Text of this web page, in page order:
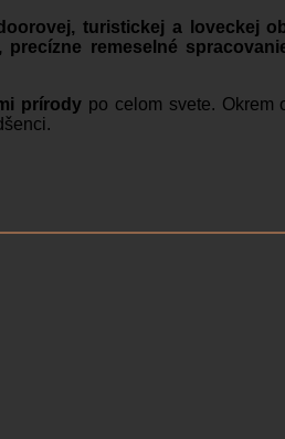
turistickej a loveckej
precízne remeselné
prírody po celom svete. Okrem